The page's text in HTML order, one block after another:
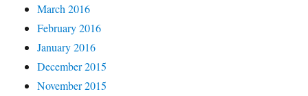
March 2016
February 2016
January 2016
December 2015
November 2015